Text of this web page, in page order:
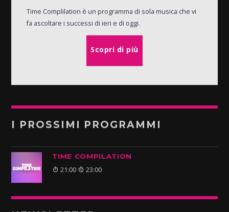
Time Complilation è un programma di sola musica che vi
fa ascoltare i successi di ieri e di oggi.
Scopri di più
I PROSSIMI PROGRAMMI
TIME COMPILATION
21:00 23:00